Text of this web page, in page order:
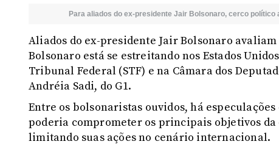
Para aliados do ex-presidente Jair Bolsonaro, cerco
Aliados do ex-presidente Jair Bolsonaro
Bolsonaro está se estreitando nos Estados
Tribunal Federal (STF) e na Câmara dos
Andréia Sadi, do G1.
Entre os bolsonaristas ouvidos, há
poderia comprometer os principais objetivos
limitando suas ações no cenário internacional.